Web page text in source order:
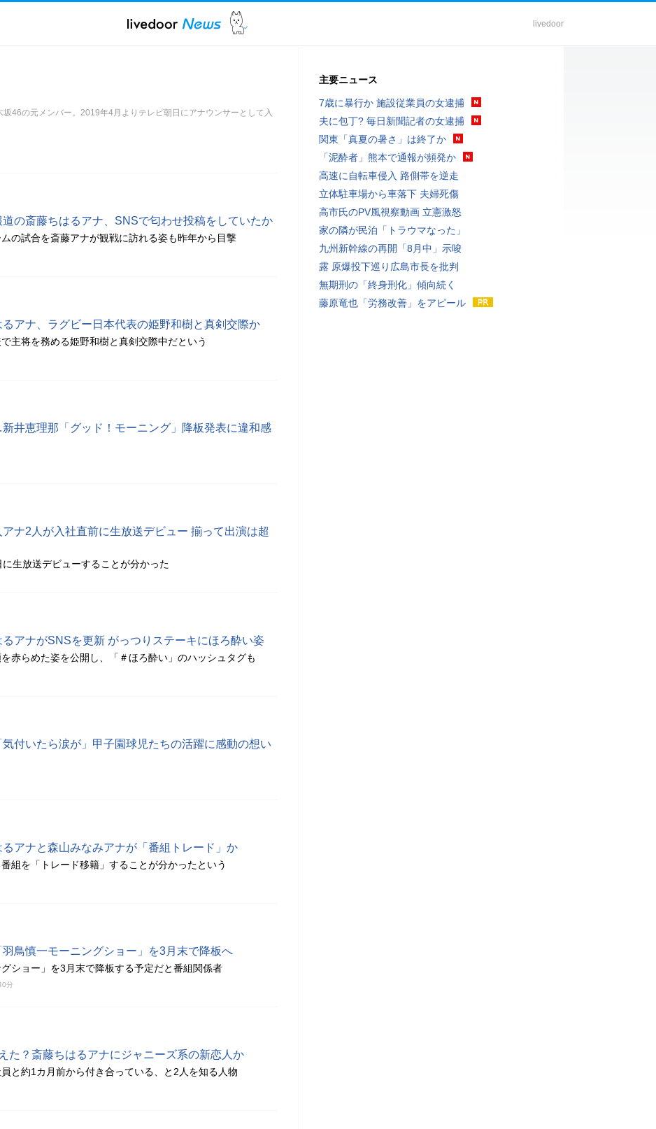
livedoor
46の元メンバー。2019年4月よりテレビ朝日にアナウンサーとして入
の斎藤ちはるアナ、SNSで匂わせ投稿をしていたか
の試合を斎藤アナが観戦に訪れる姿も昨年から目撃
アナ、ラグビー日本代表の姫野和樹と真剣交際か
主将を務める姫野和樹と真剣交際中だという
井恵理那「グッド！モーニング」降板発表に違和感
ナ2人が入社直前に生放送デビュー 揃って出演は超
生放送デビューすることが分かった
アナがSNSを更新 がっつりステーキにほろ酔い姿
赤らめた姿を公開し、「＃ほろ酔い」のハッシュタグも
付いたら涙が」甲子園球児たちの活躍に感動の想い
アナと森山みなみアナが「番組トレード」か
組を「トレード移籍」することが分かったという
鳥慎一モーニングショー」を3月末で降板へ
グショー」を3月末で降板する予定だと番組関係者
分
た？斎藤ちはるアナにジャニーズ系の新恋人か
と約1カ月前から付き合っている、と2人を知る人物
主要ニュース
7歳に暴行か 施設従業員の女逮捕
夫に包丁? 毎日新聞記者の女逮捕
関東「真夏の暑さ」は終了か
「泥酔者」熊本で通報が頻発か
高速に自転車侵入 路側帯を逆走
立体駐車場から車落下 夫婦死傷
高市氏のPV風視察動画 立憲激怒
家の隣が民泊「トラウマなった」
九州新幹線の再開「8月中」示唆
露 原爆投下巡り広島市長を批判
無期刑の「終身刑化」傾向続く
藤原竜也「労務改善」をアピール